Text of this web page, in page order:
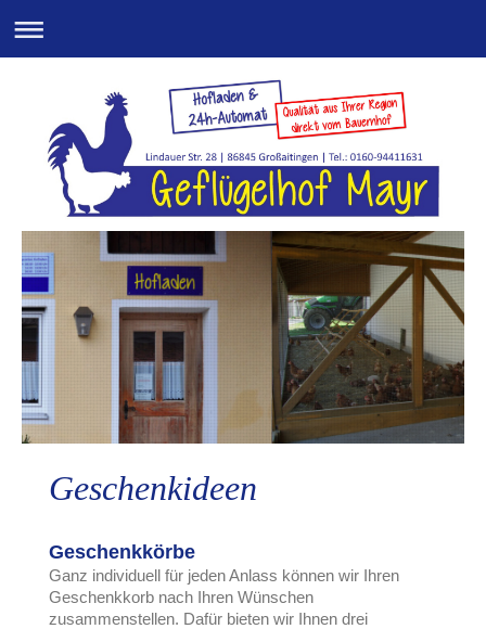
Geschenkideen
Geschenkkörbe
Ganz individuell für jeden Anlass können wir Ihren
Geschenkkorb nach Ihren Wünschen
zusammenstellen. Dafür bieten wir Ihnen drei